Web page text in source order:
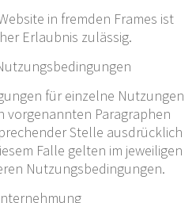
in fremden Frames ist
Erlaubnis zulässig.
für einzelne Nutzungen
vorgenannten Paragraphen
Stelle ausdrücklich
Falle gelten im jeweiligen
Nutzungsbedingungen.